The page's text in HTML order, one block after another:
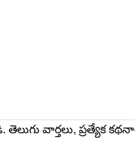
తెలుగు వార్తలు, ప్రత్యేక